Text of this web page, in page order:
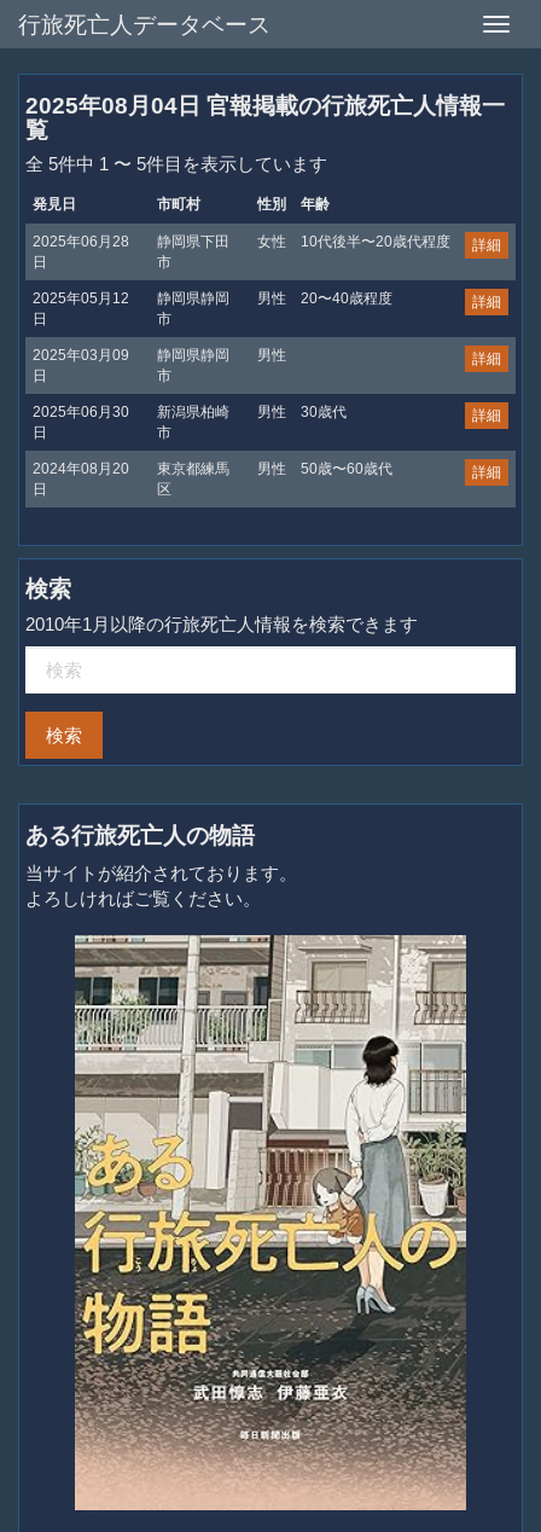
Toggle
行旅死亡人データベース
2025年08月04日 官報掲載の行旅死亡人情報一
覧
全 5件中 1 〜 5件目を表示しています
発見日 市町村 性別 年齢
2025年06月28
日
静岡県下田
市
女性 10代後半〜20歳代程度 詳細
2025年05月12
日
静岡県静岡
市
男性 20〜40歳程度 詳細
2025年03月09
日
静岡県静岡
市
男性 詳細
2025年06月30
日
新潟県柏崎
市
男性 30歳代 詳細
2024年08月20
日
東京都練馬
区
男性 50歳〜60歳代 詳細
検索
2010年1月以降の行旅死亡人情報を検索できます
ある行旅死亡人の物語
当サイトが紹介されております。
よろしければご覧ください。